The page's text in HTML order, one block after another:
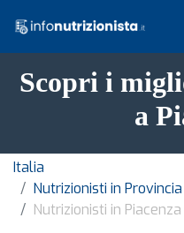
Scopri i
a
Italia
Nutrizionisti in
Nutrizionisti in Piacenza